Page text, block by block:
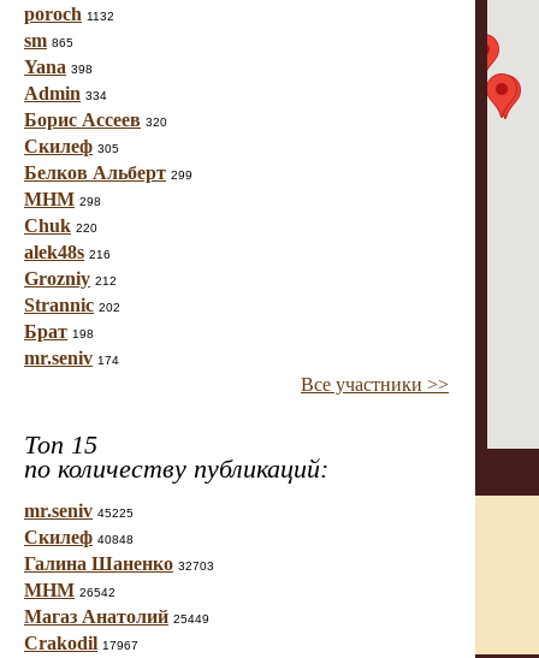
poroch 1132
sm 865
Yana 398
Admin 334
Борис Ассеев 320
Скилеф 305
Белков Альберт 299
МНМ 298
Chuk 220
alek48s 216
Grozniy 212
Strannic 202
Брат 198
mr.seniv 174
Все участники >>
Топ 15
по количеству публикаций:
mr.seniv 45225
Скилеф 40848
Галина Шаненко 32703
МНМ 26542
Магаз Анатолий 25449
Crakodil 17967